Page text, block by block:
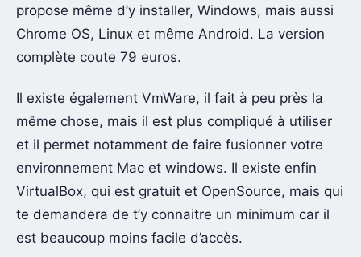
propose même d’y installer, Windows, mais aussi
Chrome OS, Linux et même Android. La version
complète coute 79 euros.
Il existe également VmWare, il fait à peu près la
même chose, mais il est plus compliqué à utiliser
et il permet notamment de faire fusionner votre
environnement Mac et windows. Il existe enfin
VirtualBox, qui est gratuit et OpenSource, mais qui
te demandera de t’y connaitre un minimum car il
est beaucoup moins facile d’accès.